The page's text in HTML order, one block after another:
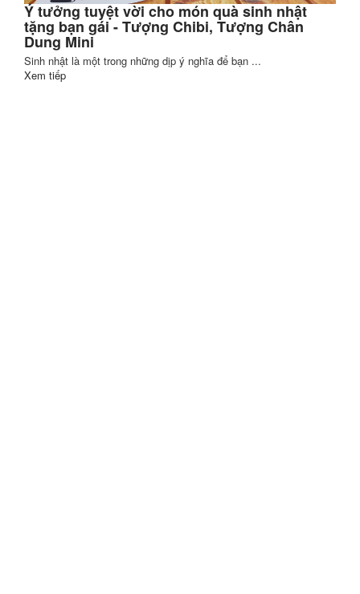
Ý tưởng tuyệt vời cho món quà sinh nhật
tặng bạn gái - Tượng Chibi, Tượng Chân
Dung Mini
Sinh nhật là một trong những dịp ý nghĩa để bạn ...
Xem tiếp